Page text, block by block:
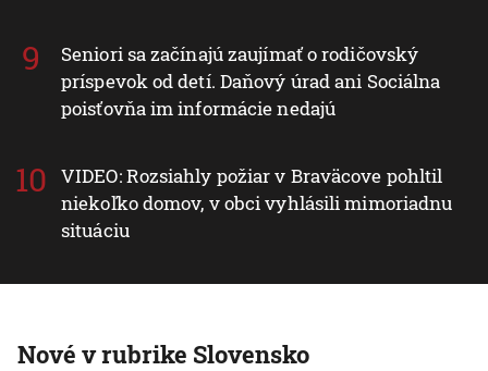
Seniori sa začínajú zaujímať o rodičovský
príspevok od detí. Daňový úrad ani Sociálna
poisťovňa im informácie nedajú
VIDEO: Rozsiahly požiar v Braväcove pohltil
niekoľko domov, v obci vyhlásili mimoriadnu
situáciu
Nové v rubrike Slovensko